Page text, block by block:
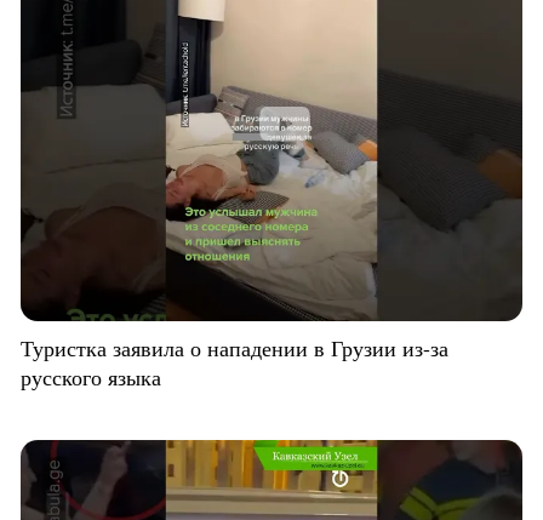
Туристка заявила о нападении в Грузии из-за
русского языка